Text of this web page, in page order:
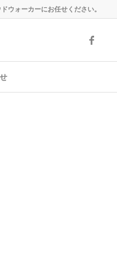
ォーカーにお任せください。